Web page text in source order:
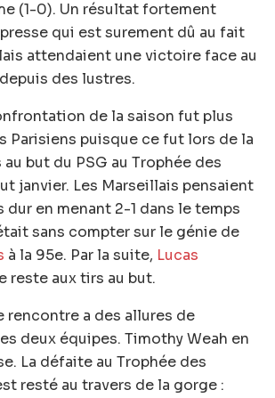
(1-0). Un résultat fortement
qui est surement dû au fait
attendaient une victoire face au
des lustres.
de la saison fut plus
Parisiens puisque ce fut lors de la
but du PSG au Trophée des
janvier. Les Marseillais pensaient
en menant 2-1 dans le temps
sans compter sur le génie de
à la 95e. Par la suite, Lucas
reste aux tirs au but.
a des allures de
deux équipes. Timothy Weah en
La défaite au Trophée des
resté au travers de la gorge :